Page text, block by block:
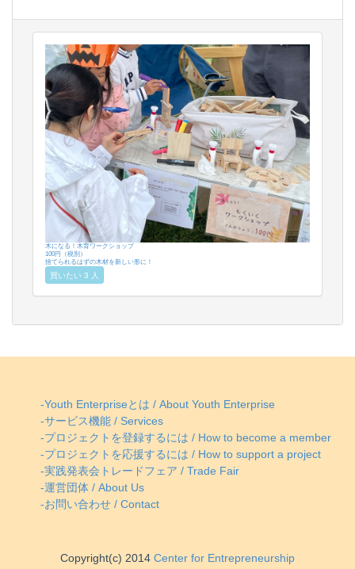
木になる！木育ワークショップ
100円（税別）
捨てられるはずの木材を新しい形に！
買いたい 3 人
-Youth Enterpriseとは / About Youth Enterprise
-サービス機能 / Services
-プロジェクトを登録するには / How to become a member
-プロジェクトを応援するには / How to support a project
-実践発表会トレードフェア / Trade Fair
-運営団体 / About Us
-お問い合わせ / Contact
Copyright(c) 2014 Center for Entrepreneurship